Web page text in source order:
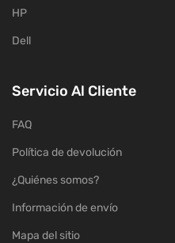
HP
Dell
Servicio Al Cliente
FAQ
Política de devolución
¿Quiénes somos?
Información de envío
Mapa del sitio